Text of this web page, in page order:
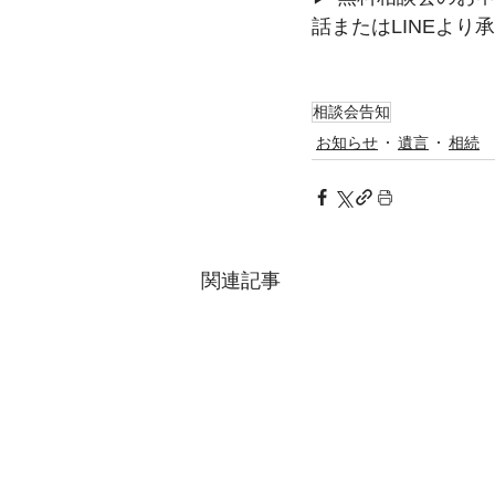
話またはLINEより承
相談会告知
お知らせ 遺言 相続
関連記事